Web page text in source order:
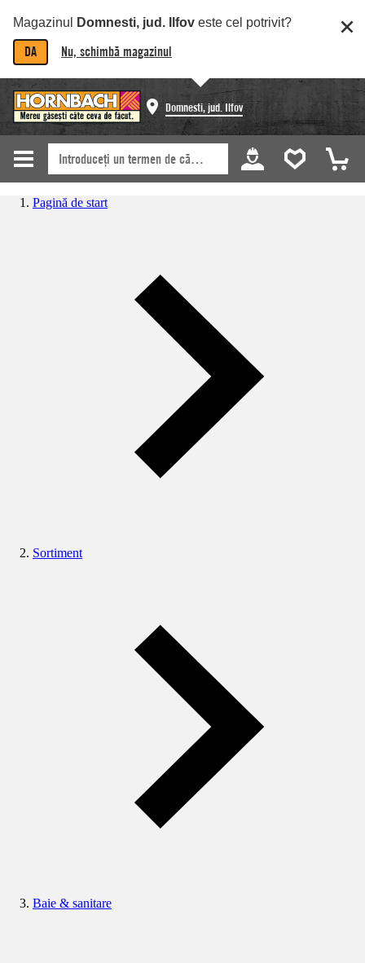
Magazinul Domnesti, jud. Ilfov este cel potrivit?
DA Nu, schimbă magazinul
Domnesti, jud. Ilfov
Pagină de start
Sortiment
Baie & sanitare